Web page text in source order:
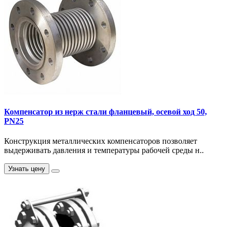
Компенсатор из нерж стали фланцевый, осевой ход 50,
PN25
Конструкция металлических компенсаторов позволяет
выдерживать давления и температуры рабочей среды н..
Узнать цену